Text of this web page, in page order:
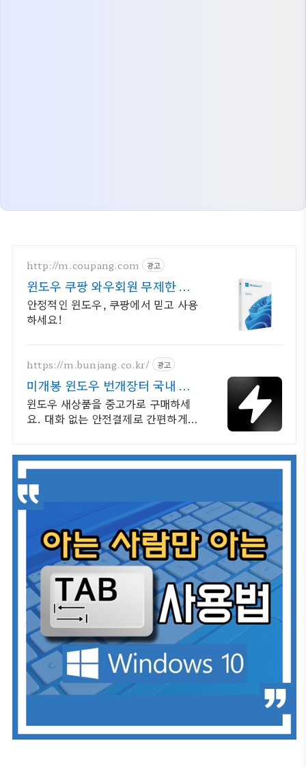
http://m.coupang.com 광고
윈도우 쿠팡 와우회원 무제한 무
료배송
안정적인 윈도우, 쿠팡에서 믿고 사용
하세요!
https://m.bunjang.co.kr/ 광고
미개봉 윈도우 번개장터 국내 최
대 브랜드 중고거래
윈도우 새상품을 중고가로 구매하세
요. 대화 없는 안전결제로 간편하게!
업로드